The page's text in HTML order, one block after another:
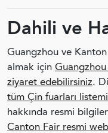
Dahili ve
Guangzhou ve
almak için
ziyaret edebilirsiniz.
tüm Çin fuarları
hakkında resmi
Canton Fair resmi